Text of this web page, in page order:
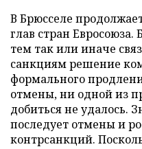
В Брюсселе
глав стран
тем так или иначе
санкциям решение
формального
отмены, ни одной из
добиться не удалось.
последует отмены и
контрсанкций.